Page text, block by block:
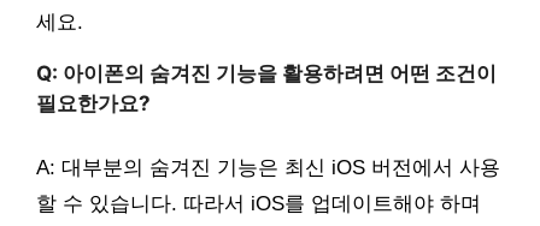
세요.
Q: 아이폰의 숨겨진 기능을 활용하려면 어떤 조건이
필요한가요?
A: 대부분의 숨겨진 기능은 최신 iOS 버전에서 사용
할 수 있습니다. 따라서 iOS를 업데이트해야 하며